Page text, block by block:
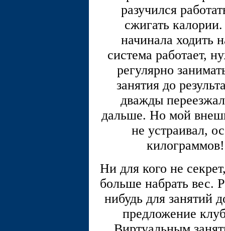
разучился
сжигать
начинала ходить
система работает,
регулярно
занятия до
дважды
дальше. Но мой
не устраивал,
Ни для кого не
больше набрать вес.
нибудь для занятий
предложение